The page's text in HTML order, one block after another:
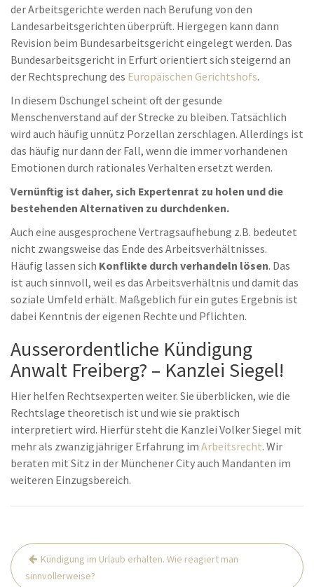
der Arbeitsgerichte werden nach Berufung von den
Landesarbeitsgerichten überprüft. Hiergegen kann dann
Revision beim Bundesarbeitsgericht eingelegt werden. Das
Bundesarbeitsgericht in Erfurt orientiert sich steigernd an
der Rechtsprechung des Europäischen Gerichtshofs.
In diesem Dschungel scheint oft der gesunde
Menschenverstand auf der Strecke zu bleiben. Tatsächlich
wird auch häufig unnütz Porzellan zerschlagen. Allerdings ist
das häufig nur dann der Fall, wenn die immer vorhandenen
Emotionen durch rationales Verhalten ersetzt werden.
Vernünftig ist daher, sich Expertenrat zu holen und die
bestehenden Alternativen zu durchdenken.
Auch eine ausgesprochene Vertragsaufhebung z.B. bedeutet
nicht zwangsweise das Ende des Arbeitsverhältnisses.
Häufig lassen sich Konflikte durch verhandeln lösen. Das
ist auch sinnvoll, weil es das Arbeitsverhältnis und damit das
soziale Umfeld erhält. Maßgeblich für ein gutes Ergebnis ist
dabei Kenntnis der eigenen Rechte und Pflichten.
Ausserordentliche Kündigung
Anwalt Freiberg? – Kanzlei Siegel!
Hier helfen Rechtsexperten weiter. Sie überblicken, wie die
Rechtslage theoretisch ist und wie sie praktisch
interpretiert wird. Hierfür steht die Kanzlei Volker Siegel mit
mehr als zwanzigjähriger Erfahrung im Arbeitsrecht. Wir
beraten mit Sitz in der Münchener City auch Mandanten im
weiteren Einzugsbereich.
Beitrags-
Navigation
Kündigung im Urlaub erhalten. Wie reagiert man
sinnvollerweise?